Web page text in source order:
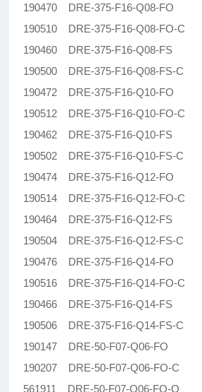
190470 DRE-375-F16-Q08-FO
190510 DRE-375-F16-Q08-FO-C
190460 DRE-375-F16-Q08-FS
190500 DRE-375-F16-Q08-FS-C
190472 DRE-375-F16-Q10-FO
190512 DRE-375-F16-Q10-FO-C
190462 DRE-375-F16-Q10-FS
190502 DRE-375-F16-Q10-FS-C
190474 DRE-375-F16-Q12-FO
190514 DRE-375-F16-Q12-FO-C
190464 DRE-375-F16-Q12-FS
190504 DRE-375-F16-Q12-FS-C
190476 DRE-375-F16-Q14-FO
190516 DRE-375-F16-Q14-FO-C
190466 DRE-375-F16-Q14-FS
190506 DRE-375-F16-Q14-FS-C
190147 DRE-50-F07-Q06-FO
190207 DRE-50-F07-Q06-FO-C
561911 DRE-50-F07-Q06-FO-O